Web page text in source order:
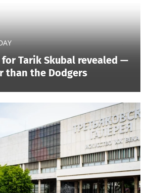
Tarik Skubal revealed —
than the Dodgers